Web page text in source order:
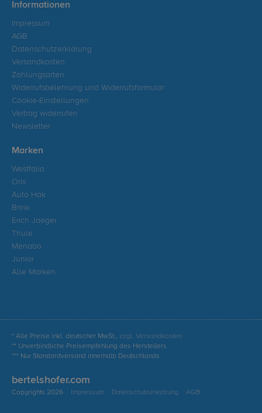
Informationen
Impressum
AGB
Datenschutzerklärung
Versandkosten
Zahlungsarten
Widerrufsbelehrung und Widerrufsformular
Cookie-Einstellungen
Vertrag widerrufen
Newsletter
Marken
Westfalia
Oris
Auto Hak
Brink
Erich Jaeger
Thule
Menabo
Junior
Alle Marken
* Alle Preise inkl. deutscher MwSt., zzgl. Versandkosten
** Unverbindliche Preisempfehlung des Herstellers
*** Nur Standardversand innerhalb Deutschlands
bertelshofer.com
Copyrights 2026 Impressum Datenschutzerklärung AGB